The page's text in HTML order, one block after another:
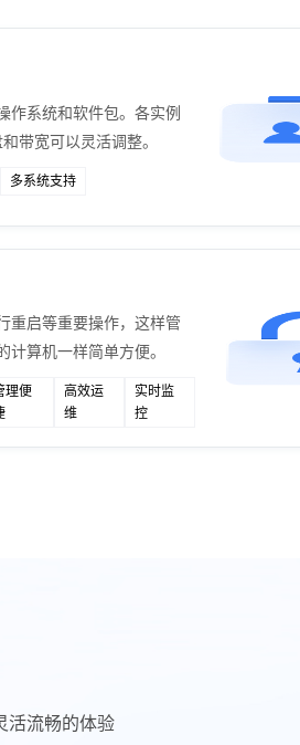
作系统和软件包。各实例
带宽可以灵活调整。
多系统支持
重启等重要操作，这样管
算机一样简单方便。
理便
高效运
维
实时监
控
活流畅的体验